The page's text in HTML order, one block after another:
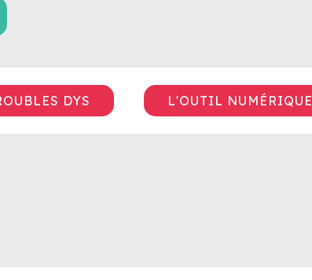
DYS L'OUTIL NUMÉRIQUE